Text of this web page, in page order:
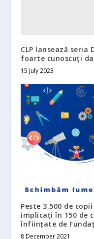
CLP lansează seria
foarte cunoscuţi
15 July 2023
Peste 3.500 de
implicați în 150 de
înființate de
8 December 2021